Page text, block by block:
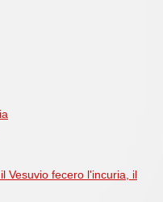
Vesuvio fecero l'incuria, il